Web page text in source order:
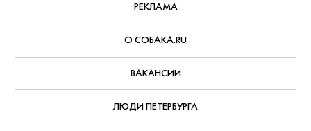
РЕКЛАМА
О СОБАКА.RU
ВАКАНСИИ
ЛЮДИ ПЕТЕРБУРГА